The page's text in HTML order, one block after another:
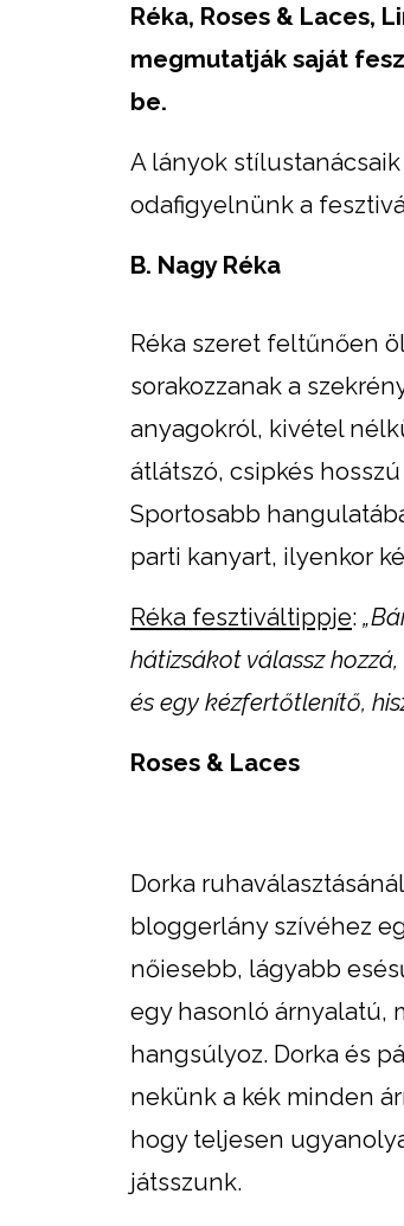
Réka, Roses & Laces,
megmutatják saját
be.
A lányok
odafigyelnünk a
B. Nagy Réka
Réka szeret feltűnően
sorakozzanak a
anyagokról, kivétel
átlátszó, csipkés
Sportosabb
parti kanyart, ilyenkor
Réka fesztiváltippje:
hátizsákot válassz
és egy kézfertőtlenítő,
Roses & Laces
Dorka
bloggerlány szívéhez
nőiesebb, lágyabb
egy hasonló árnyalatú,
hangsúlyoz. Dorka és
nekünk a kék minden
hogy teljesen
játsszunk.